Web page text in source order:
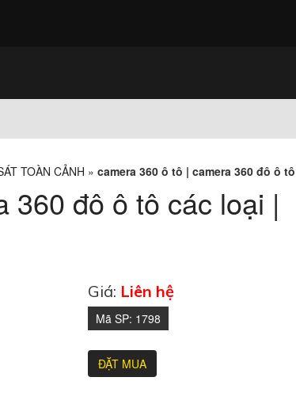
TOÀN CẢNH » camera 360 ô tô | camera 360 đô ô
360 đô ô tô các loại |
Giá: Liên hệ
Mã SP: 1798
ĐẶT MUA